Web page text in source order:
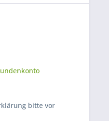
bitte vor